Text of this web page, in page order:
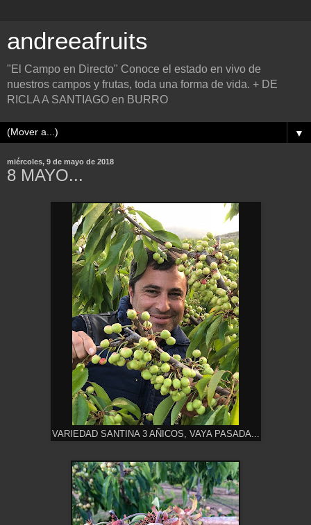
andreeafruits
"El Campo en Directo" Conoce el estado en vivo de
nuestros campos y frutas, toda una forma de vida. + DE
RICLA A SANTIAGO en BURRO
▼
miércoles, 9 de mayo de 2018
8 MAYO...
VARIEDAD SANTINA 3 AÑICOS, VAYA PASADA...